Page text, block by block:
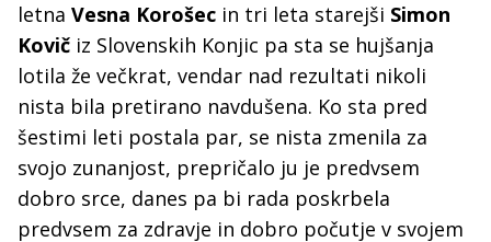
letna Vesna Korošec in tri leta starejši Simon
Kovič iz Slovenskih Konjic pa sta se hujšanja
lotila že večkrat, vendar nad rezultati nikoli
nista bila pretirano navdušena. Ko sta pred
šestimi leti postala par, se nista zmenila za
svojo zunanjost, prepričalo ju je predvsem
dobro srce, danes pa bi rada poskrbela
predvsem za zdravje in dobro počutje v svojem